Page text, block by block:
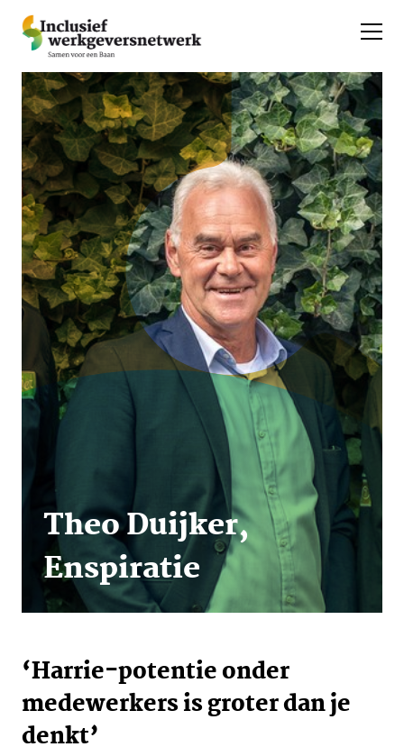
Theo Duijker,
Enspiratie
‘Harrie-potentie onder
medewerkers is groter dan je
denkt’